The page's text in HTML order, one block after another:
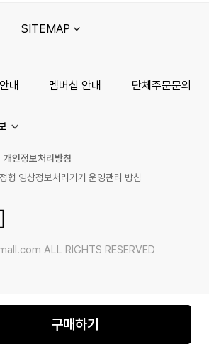
구매하기
SITEMAP
내 멤버십 안내 단체주문문의
개인정보처리방침
형 영상정보처리기기 운영관리 방침
ALL RIGHTS RESERVED